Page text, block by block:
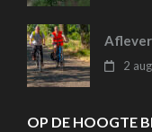
2
OP DE HOOGTE